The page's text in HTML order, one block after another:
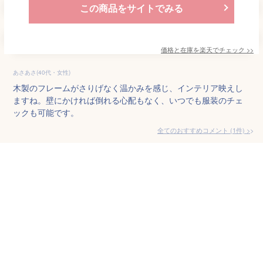
この商品をサイトでみる
価格と在庫を楽天でチェック >>
あさあさ(40代・女性)
木製のフレームがさりげなく温かみを感じ、インテリア映えし
ますね。壁にかければ倒れる心配もなく、いつでも服装のチェ
ックも可能です。
全てのおすすめコメント (1件) >